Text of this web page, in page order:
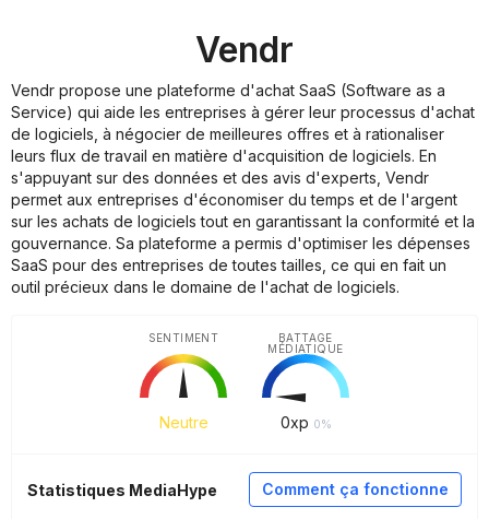
Vendr
Vendr propose une plateforme d'achat SaaS (Software as a
Service) qui aide les entreprises à gérer leur processus d'achat
de logiciels, à négocier de meilleures offres et à rationaliser
leurs flux de travail en matière d'acquisition de logiciels. En
s'appuyant sur des données et des avis d'experts, Vendr
permet aux entreprises d'économiser du temps et de l'argent
sur les achats de logiciels tout en garantissant la conformité et la
gouvernance. Sa plateforme a permis d'optimiser les dépenses
SaaS pour des entreprises de toutes tailles, ce qui en fait un
outil précieux dans le domaine de l'achat de logiciels.
Neutre
SENTIMENT
0xp 0%
BATTAGE
MÉDIATIQUE
Comment ça fonctionne
Statistiques MediaHype